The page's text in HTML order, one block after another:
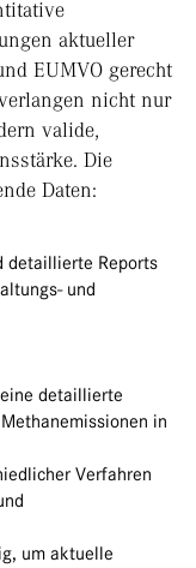
aktueller
EUMVO gerecht
nicht nur
valide,
Die
Daten:
detaillierte Reports
und
detaillierte
in
Verfahren
um aktuelle